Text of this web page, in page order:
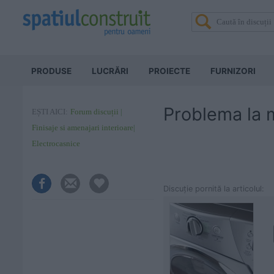
PRODUSE LUCRĂRI PROIECTE FURNIZORI
EȘTI AICI:
Forum discuții
Finisaje si amenajari interioare
Electrocasnice
Problema la
Discuţie pornită la articolul: